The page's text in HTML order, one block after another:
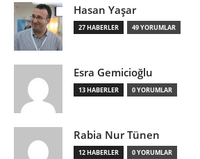
Hasan Yaşar
27 HABERLER 49 YORUMLAR
Esra Gemicioğlu
13 HABERLER 0 YORUMLAR
Rabia Nur Tünen
12 HABERLER 0 YORUMLAR